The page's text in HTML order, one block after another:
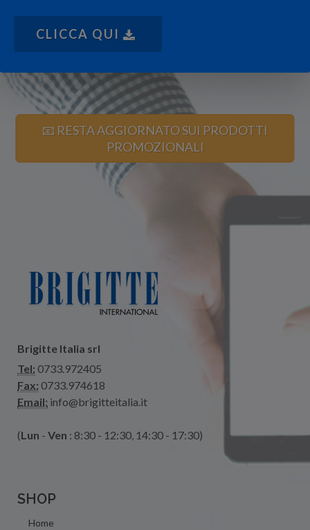
CLICCA QUI
📧 RESTA AGGIORNATO SUI PRODOTTI
PROMOZIONALI
Brigitte Italia srl
Tel: 0733.972405
Fax: 0733.974618
Email: info@brigitteitalia.it
(Lun - Ven : 8:30 - 12:30, 14:30 - 17:30)
SHOP
Home